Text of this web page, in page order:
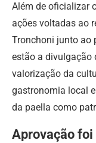
Além de oficializar
ações voltadas ao
Tronchoni junto ao
estão a divulgação
valorização da
gastronomia local
da paella como
Aprovação